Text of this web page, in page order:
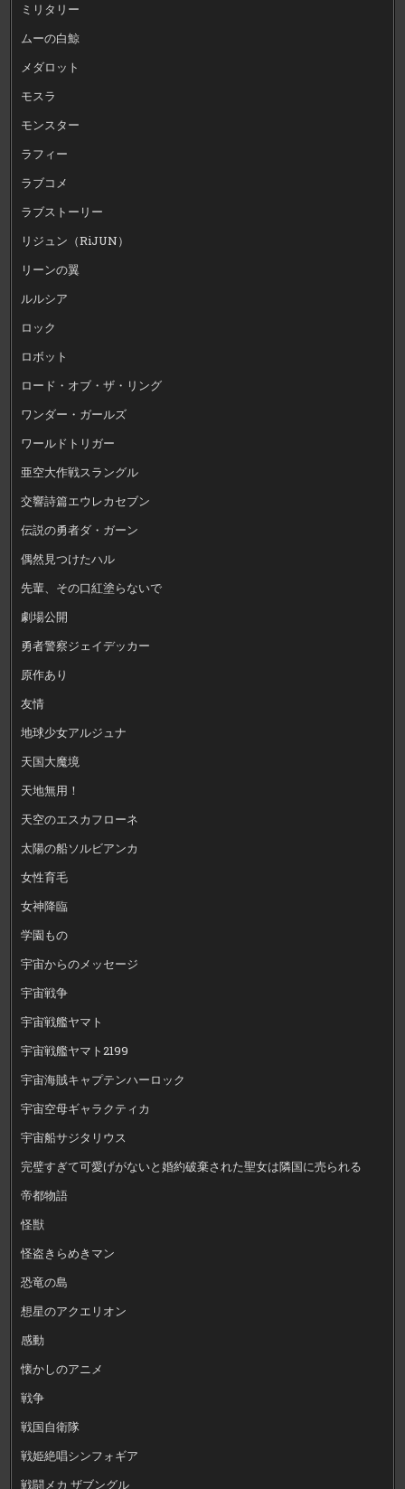
ミリタリー
ムーの白鯨
メダロット
モスラ
モンスター
ラフィー
ラブコメ
ラブストーリー
リジュン（RiJUN）
リーンの翼
ルルシア
ロック
ロボット
ロード・オブ・ザ・リング
ワンダー・ガールズ
ワールドトリガー
亜空大作戦スラングル
交響詩篇エウレカセブン
伝説の勇者ダ・ガーン
偶然見つけたハル
先輩、その口紅塗らないで
劇場公開
勇者警察ジェイデッカー
原作あり
友情
地球少女アルジュナ
天国大魔境
天地無用！
天空のエスカフローネ
太陽の船ソルビアンカ
女性育毛
女神降臨
学園もの
宇宙からのメッセージ
宇宙戦争
宇宙戦艦ヤマト
宇宙戦艦ヤマト2199
宇宙海賊キャプテンハーロック
宇宙空母ギャラクティカ
宇宙船サジタリウス
完璧すぎて可愛げがないと婚約破棄された聖女は隣国に売られる
帝都物語
怪獣
怪盗きらめきマン
恐竜の島
想星のアクエリオン
感動
懐かしのアニメ
戦争
戦国自衛隊
戦姫絶唱シンフォギア
戦闘メカ ザブングル